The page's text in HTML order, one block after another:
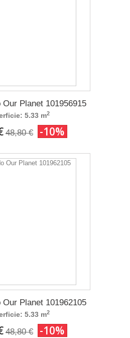
Our Planet 101956915
5.33 m2
48,80 € -10%
Our Planet 101962105
5.33 m2
48,80 € -10%